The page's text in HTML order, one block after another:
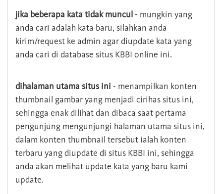
jika beberapa kata tidak muncul - mungkin yang
anda cari adalah kata baru, silahkan anda
kirim/request ke admin agar diupdate kata yang
anda cari di database situs KBBI online ini.
dihalaman utama situs ini - menampilkan konten
thumbnail gambar yang menjadi cirihas situs ini,
sehingga enak dilihat dan dibaca saat pertama
pengunjung mengunjungi halaman utama situs ini,
dalam konten thumbnail tersebut ialah konten
terbaru yang diupdate di situs KBBI ini, sehingga
anda akan melihat update kata yang baru kami
update.